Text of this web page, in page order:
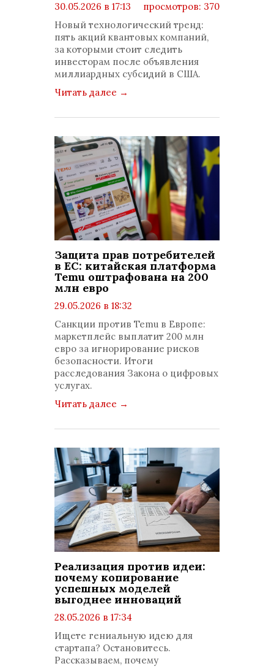
30.05.2026 в 17:13
просмотров: 370
комментариев: 0
Новый технологический тренд:
пять акций квантовых компаний,
за которыми стоит следить
инвесторам после объявления
миллиардных субсидий в США.
Читать далее →
Защита прав потребителей
в ЕС: китайская платформа
Temu оштрафована на 200
млн евро
29.05.2026 в 18:32
просмотров: 363
комментариев: 0
Санкции против Temu в Европе:
маркетплейс выплатит 200 млн
евро за игнорирование рисков
безопасности. Итоги
расследования Закона о цифровых
услугах.
Читать далее →
Реализация против идеи:
почему копирование
успешных моделей
выгоднее инноваций
28.05.2026 в 17:34
комментариев: 0
Ищете гениальную идею для
стартапа? Остановитесь.
Рассказываем, почему